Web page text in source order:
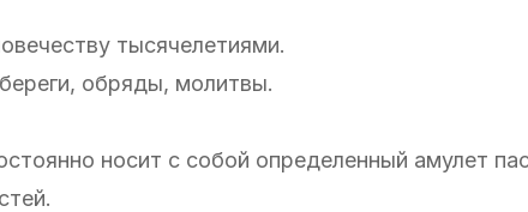
тысячелетиями.
обряды, молитвы.
носит с собой определенный амулет